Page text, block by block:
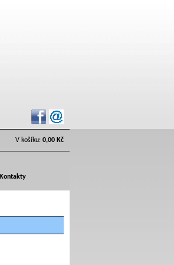
V košíku: 0,00 Kč
Kontakty